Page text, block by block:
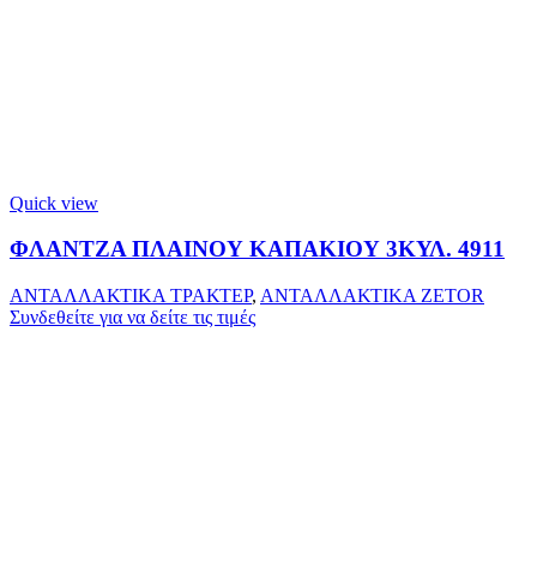
Quick view
ΦΛΑΝΤΖΑ ΠΛΑΙΝΟΥ ΚΑΠΑΚΙΟΥ 3ΚΥΛ. 4911
ΑΝΤΑΛΛΑΚΤΙΚΑ ΤΡΑΚΤΕΡ, ΑΝΤΑΛΛΑΚΤΙΚΑ ZETOR
Συνδεθείτε για να δείτε τις τιμές